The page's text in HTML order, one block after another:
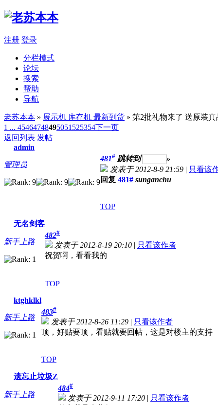
注册 登录
分栏模式
论坛
搜索
帮助
导航
老苏本本 » 展示机 库存机 最新到货 » 第2批礼物来了 送原装
1 ... 45464748495051 525354下一页
返回列表 发帖
admin
管理员
481# 跳转到
»
发表于 2012-8-9 21:59 | 只看该
回复 481# sunganchu
TOP
无名剑客
新手上路
482#
发表于 2012-8-19 20:10 | 只看该作者
祝贺啊，看看我的
TOP
ktghklkl
新手上路
483#
发表于 2012-8-26 11:29 | 只看该作者
顶，好贴要顶，看贴就要回帖，这是对楼主的支持
TOP
遗忘止垃圾Z
新手上路
484#
发表于 2012-9-11 17:20 | 只看该作者